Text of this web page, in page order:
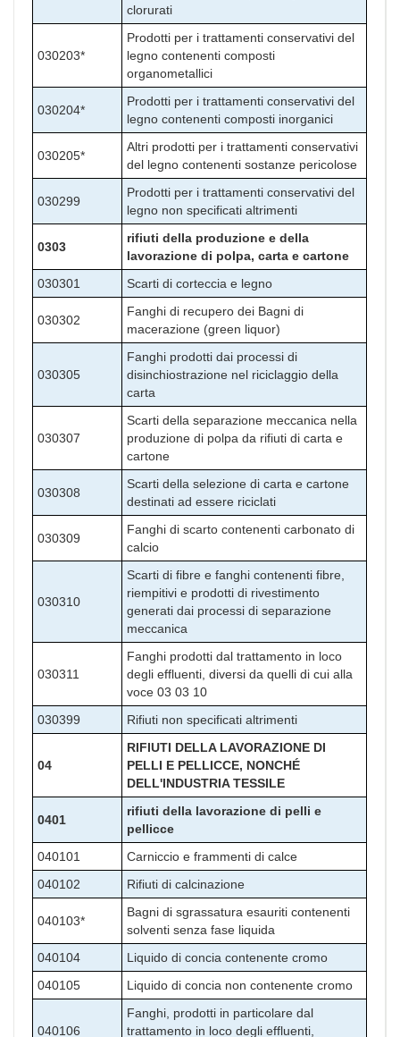
clorurati
030203*
Prodotti per i trattamenti conservativi del
legno contenenti composti
organometallici
030204*
Prodotti per i trattamenti conservativi del
legno contenenti composti inorganici
030205*
Altri prodotti per i trattamenti conservativi
del legno contenenti sostanze pericolose
030299
Prodotti per i trattamenti conservativi del
legno non specificati altrimenti
0303
rifiuti della produzione e della
lavorazione di polpa, carta e cartone
030301
Scarti di corteccia e legno
030302
Fanghi di recupero dei Bagni di
macerazione (green liquor)
030305
Fanghi prodotti dai processi di
disinchiostrazione nel riciclaggio della
carta
030307
Scarti della separazione meccanica nella
produzione di polpa da rifiuti di carta e
cartone
030308
Scarti della selezione di carta e cartone
destinati ad essere riciclati
030309
Fanghi di scarto contenenti carbonato di
calcio
030310
Scarti di fibre e fanghi contenenti fibre,
riempitivi e prodotti di rivestimento
generati dai processi di separazione
meccanica
030311
Fanghi prodotti dal trattamento in loco
degli effluenti, diversi da quelli di cui alla
voce 03 03 10
030399
Rifiuti non specificati altrimenti
04
RIFIUTI DELLA LAVORAZIONE DI
PELLI E PELLICCE, NONCHÉ
DELL'INDUSTRIA TESSILE
0401
rifiuti della lavorazione di pelli e
pellicce
040101
Carniccio e frammenti di calce
040102
Rifiuti di calcinazione
040103*
Bagni di sgrassatura esauriti contenenti
solventi senza fase liquida
040104
Liquido di concia contenente cromo
040105
Liquido di concia non contenente cromo
040106
Fanghi, prodotti in particolare dal
trattamento in loco degli effluenti,